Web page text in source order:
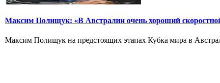
Максим Полищук: «В Австралии очень хороший
Максим Полищук на предстоящих этапах Кубка мира в